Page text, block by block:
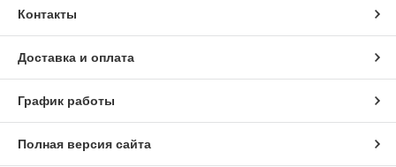
Контакты
Доставка и оплата
График работы
Полная версия сайта